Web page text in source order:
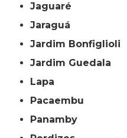
Jaguaré
Jaraguá
Jardim Bonfiglioli
Jardim Guedala
Lapa
Pacaembu
Panamby